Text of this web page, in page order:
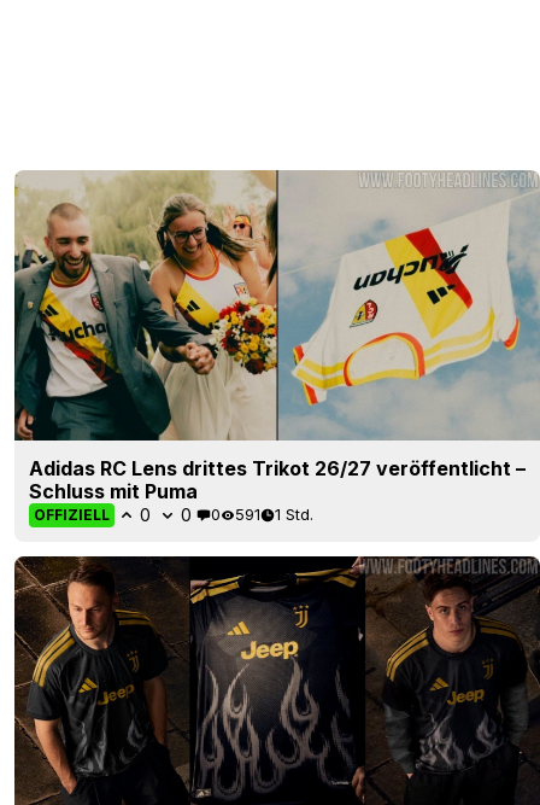
Adidas RC Lens drittes Trikot 26/27 veröffentlicht –
Schluss mit Puma
OFFIZIELL 0 0 0 591 1 Std.